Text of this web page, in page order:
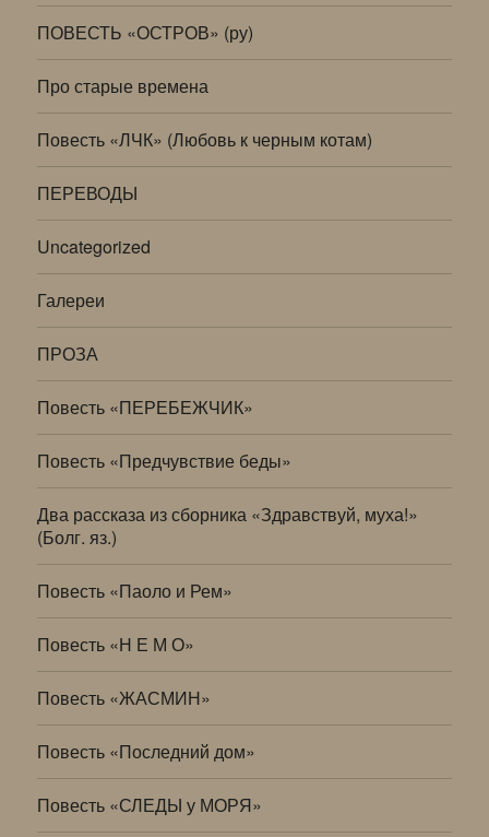
ПОВЕСТЬ «ОСТРОВ» (ру)
Про старые времена
Повесть «ЛЧК» (Любовь к черным котам)
ПЕРЕВОДЫ
Uncategorized
Галереи
ПРОЗА
Повесть «ПЕРЕБЕЖЧИК»
Повесть «Предчувствие беды»
Два рассказа из сборника «Здравствуй, муха!»
(Болг. яз.)
Повесть «Паоло и Рем»
Повесть «Н Е М О»
Повесть «ЖАСМИН»
Повесть «Последний дом»
Повесть «СЛЕДЫ у МОРЯ»